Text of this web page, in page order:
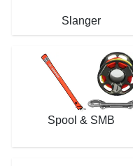
Slanger
Spool & SMB